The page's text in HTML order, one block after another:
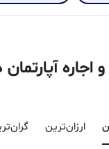
اجاره
ارزان‌ترین